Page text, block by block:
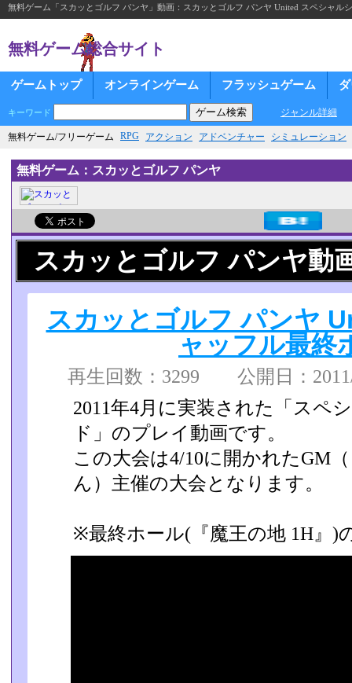
無料ゲーム「スカッとゴルフ パンヤ」動画：スカッとゴルフ パンヤ United スペシャル
無料ゲーム総合サイト
ゲームトップ オンラインゲーム フラッシュゲーム
キーワード ジャンル詳細
無料ゲーム/フリーゲーム RPG アクション アドベンチャー シミュレーション
無料ゲーム：スカッとゴルフ パンヤ
スカッとゴルフ パンヤ動
スカッとゴルフ パンヤ
ャッフル最終
再生回数：3299 公開日：
2011年4月に実装された「スペ
ド」のプレイ動画です。
この大会は4/10に開かれたGM
ん）主催の大会となります。
※最終ホール(『魔王の地 1H』)